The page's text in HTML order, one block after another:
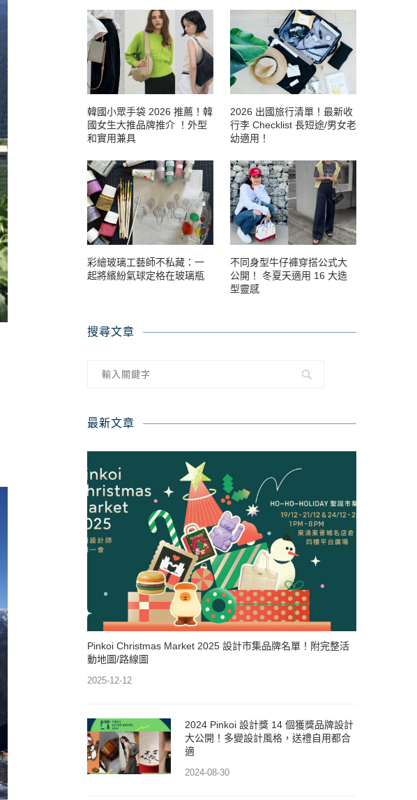
韓國小眾手袋 2026 推薦！韓
國女生大推品牌推介 ！外型
和實用兼具
2026 出國旅行清單！最新收
行李 Checklist 長短途/男女老
幼適用！
彩繪玻璃工藝師不私藏：一
起將繽紛氣球定格在玻璃瓶
不同身型牛仔褲穿搭公式大
公開！ 冬夏天適用 16 大造
型靈感
搜尋文章
最新文章
Pinkoi Christmas Market 2025 設計市集品牌名單！附完整活
動地圖/路線圖
2025-12-12
2024 Pinkoi 設計獎 14 個獲獎品牌設計
大公開！多變設計風格，送禮自用都合
適
2024-08-30